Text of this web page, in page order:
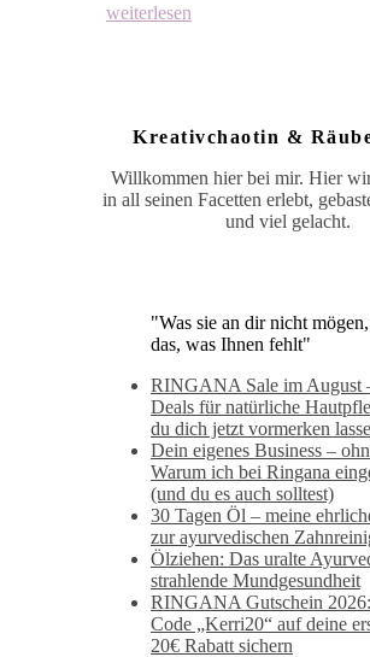
weiterlesen
Kreativchaotin &
Willkommen hier bei mir. Hier
in all seinen Facetten erlebt,
und viel gelacht.
"Was sie an dir nicht
das, was Ihnen fehlt"
RINGANA Sale im August
Deals für natürliche
du dich jetzt vormerken
Dein eigenes Business –
Warum ich bei Ringana
(und du es auch solltest)
30 Tagen Öl – meine
zur ayurvedischen
Ölziehen: Das uralte
strahlende Mundgesundheit
RINGANA Gutschein
Code „Kerri20“ auf deine
20€ Rabatt sichern